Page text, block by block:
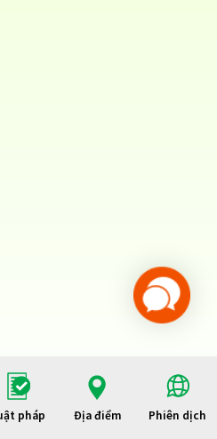
pháp Địa điểm Phiên dịch